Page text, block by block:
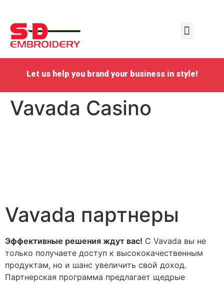
Let us help you brand your business in style!
Vavada Casino
Vavada партнеры
Эффективные решения ждут вас! С Vavada вы не
только получаете доступ к высококачественным
продуктам, но и шанс увеличить свой доход.
Партнерская программа предлагает щедрые